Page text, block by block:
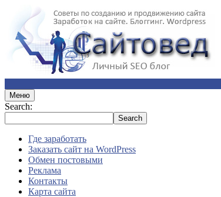
Меню
Search:
Где заработать
Заказать сайт на WordPress
Обмен постовыми
Реклама
Контакты
Карта сайта